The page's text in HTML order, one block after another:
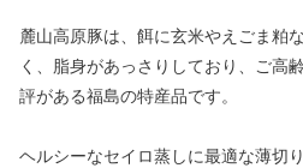
麓山高原豚は、餌に玄米やえごま粕
く、脂身があっさりしており、ご高
評がある福島の特産品です。
ヘルシーなセイロ蒸しに最適な薄切